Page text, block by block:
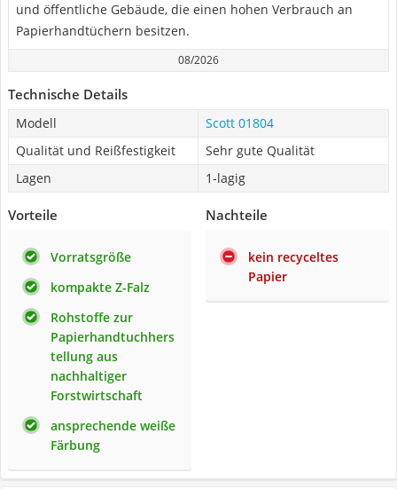
und öffentliche Gebäude, die einen hohen Verbrauch an
Papierhandtüchern besitzen.
08/2026
Technische Details
Modell
Scott 01804
Qualität und Reißfestigkeit
Sehr gute Qualität
Lagen
1-lagig
Vorteile
Vorratsgröße
kompakte Z-Falz
Rohstoffe zur
Papierhandtuchhers
tellung aus
nachhaltiger
Forstwirtschaft
ansprechende weiße
Färbung
Nachteile
kein recyceltes
Papier